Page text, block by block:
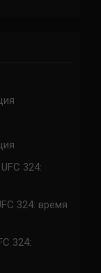
324:
324: время
324: